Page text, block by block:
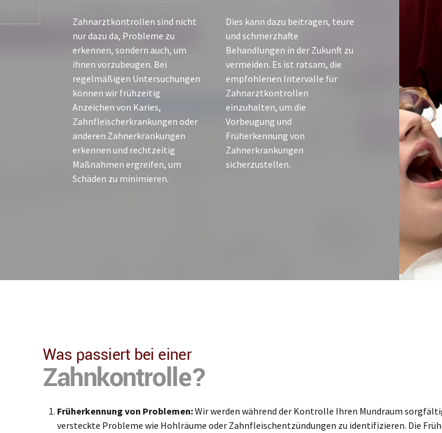
Zahnarztkontrollen sind nicht
nur dazu da, Probleme zu
erkennen, sondern auch, um
ihnen vorzubeugen. Bei
regelmäßigen Untersuchungen
können wir frühzeitig
Anzeichen von Karies,
Zahnfleischerkrankungen oder
anderen Zahnerkrankungen
erkennen und rechtzeitig
Maßnahmen ergreifen, um
Schäden zu minimieren.
Dies kann dazu beitragen, teure
und schmerzhafte
Behandlungen in der Zukunft zu
vermeiden. Es ist ratsam, die
empfohlenen Intervalle für
Zahnarztkontrollen
einzuhalten, um die
Vorbeugung und
Früherkennung von
Zahnerkrankungen
sicherzustellen.
Was passiert bei einer
Zahnkontrolle?
Früherkennung von Problemen:Wir werden während der Kontrolle Ihren Mundraum
versteckte Probleme wie Hohlräume oder Zahnfleischentzündungen zu identifizieren. Die